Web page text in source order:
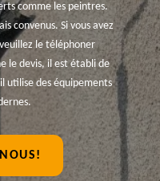
comme les peintres.
convenus. Si vous avez
le téléphoner
le devis, il est établi de
utilise des équipements